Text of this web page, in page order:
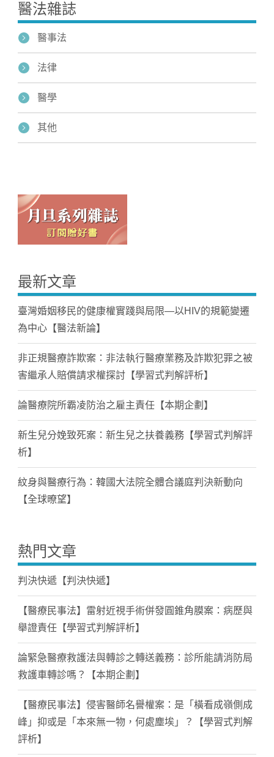
醫法雜誌
醫事法
法律
醫學
其他
最新文章
臺灣婚姻移民的健康權實踐與局限—以HIV的規範變遷
為中心【醫法新論】
非正規醫療詐欺案：非法執行醫療業務及詐欺犯罪之被
害繼承人賠償請求權探討【學習式判解評析】
論醫療院所霸凌防治之雇主責任【本期企劃】
新生兒分娩致死案：新生兒之扶養義務【學習式判解評
析】
紋身與醫療行為：韓國大法院全體合議庭判決新動向
【全球暸望】
熱門文章
判決快遞【判決快遞】
【醫療民事法】雷射近視手術併發圓錐角膜案：病歷與
舉證責任【學習式判解評析】
論緊急醫療救護法與轉診之轉送義務：診所能請消防局
救護車轉診嗎？【本期企劃】
【醫療民事法】侵害醫師名譽權案：是「橫看成嶺側成
峰」抑或是「本來無一物，何處塵埃」？【學習式判解
評析】